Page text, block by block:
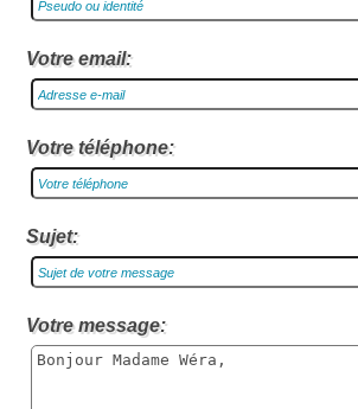
Votre email:
Votre téléphone:
Sujet:
Votre message: